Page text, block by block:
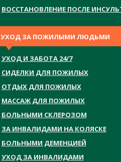
ВОССТАНОВЛЕНИЕ ПОСЛЕ
УХОД ЗА ПОЖИЛЫМИ ЛЮДЬМИ
УХОД И ЗАБОТА 24/7
СИДЕЛКИ ДЛЯ ПОЖИЛЫХ
ОТДЫХ ДЛЯ ПОЖИЛЫХ
МАССАЖ ДЛЯ ПОЖИЛЫХ
БОЛЬНЫМИ СКЛЕРОЗОМ
ЗА ИНВАЛИДАМИ НА КОЛЯСКЕ
БОЛЬНЫМИ ДЕМЕНЦИЕЙ
УХОД ЗА ИНВАЛИДАМИ